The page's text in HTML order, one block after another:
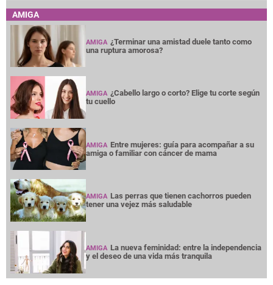
AMIGA
AMIGA ¿Terminar una amistad duele tanto como
una ruptura amorosa?
AMIGA ¿Cabello largo o corto? Elige tu corte según
tu cuello
AMIGA Entre mujeres: guía para acompañar a su
amiga o familiar con cáncer de mama
AMIGA Las perras que tienen cachorros pueden
tener una vejez más saludable
AMIGA La nueva feminidad: entre la independencia
y el deseo de una vida más tranquila